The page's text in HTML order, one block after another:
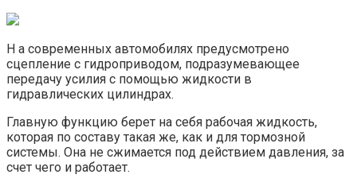
Н а современных автомобилях предусмотрено
сцепление с гидроприводом, подразумевающее
передачу усилия с помощью жидкости в
гидравлических цилиндрах.
Главную функцию берет на себя рабочая жидкость,
которая по составу такая же, как и для тормозной
системы. Она не сжимается под действием давления, за
счет чего и работает.